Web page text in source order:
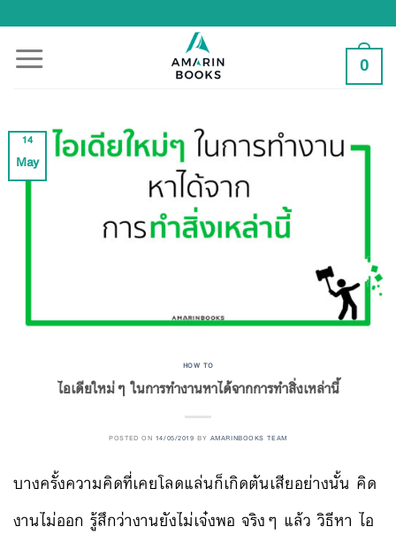
to
content
0
14
May
HOW TO
ไอเดียใหม่ๆ ในการทำงานหาได้จากการทำสิ่งเหล่านี้
POSTED ON 14/05/2019 BY AMARINBOOKS TEAM
บางครั้งความคิดที่เคยโลดแล่นก็เกิดตันเสียอย่างนั้น คิด
งานไม่ออก รู้สึกว่างานยังไม่เจ๋งพอ จริงๆ แล้ว วิธีหา ไอ